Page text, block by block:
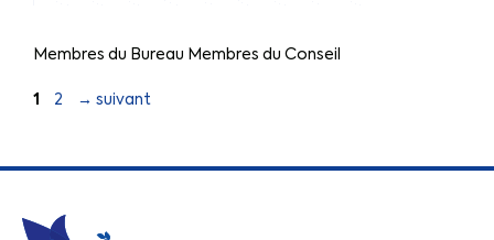
Membres du Bureau Membres du Conseil
1 2 → suivant